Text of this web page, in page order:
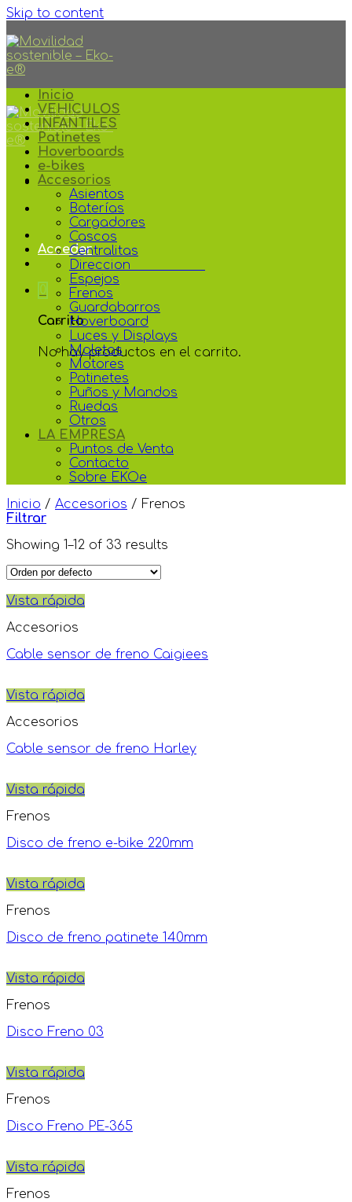
Skip to content
Acceder
0
Carrito
No hay productos en el carrito.
Inicio
VEHICULOS
INFANTILES
Patinetes
Hoverboards
e-bikes
Accesorios
Asientos
Baterías
Cargadores
Cascos
Centralitas
Direccion
Espejos
Frenos
Guardabarros
Hoverboard
Luces y Displays
Maletas
Motores
Patinetes
Puños y Mandos
Ruedas
Otros
LA EMPRESA
Puntos de Venta
Contacto
Sobre EKOe
Inicio / Accesorios / Frenos
Filtrar
Showing 1–12 of 33 results
Vista rápida
Accesorios
Cable sensor de freno Caigiees
Vista rápida
Accesorios
Cable sensor de freno Harley
Vista rápida
Frenos
Disco de freno e-bike 220mm
Vista rápida
Frenos
Disco de freno patinete 140mm
Vista rápida
Frenos
Disco Freno 03
Vista rápida
Frenos
Disco Freno PE-365
Vista rápida
Frenos